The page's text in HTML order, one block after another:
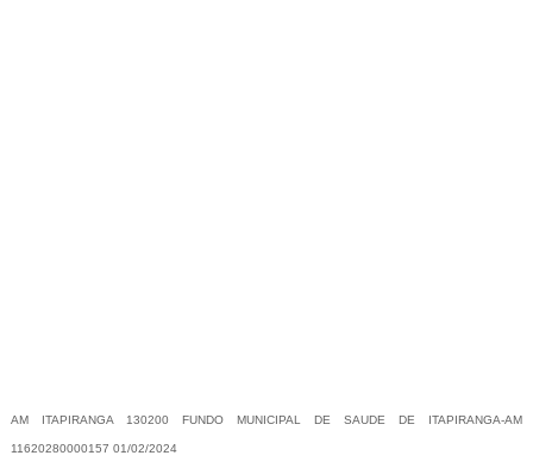
AM ITAPIRANGA 130200 FUNDO MUNICIPAL DE SAUDE DE ITAPIRANGA-AM
11620280000157 01/02/2024